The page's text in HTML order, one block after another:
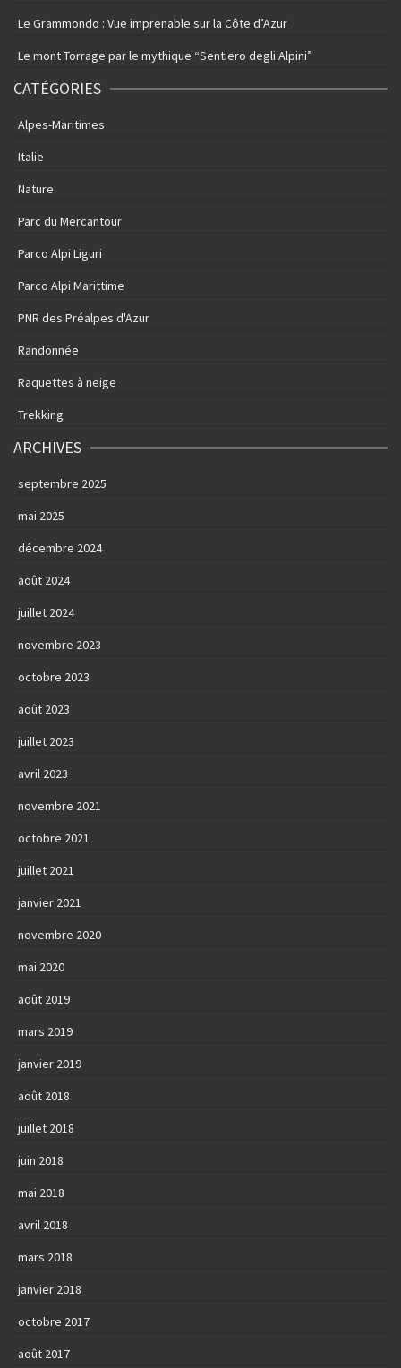
Le Grammondo : Vue imprenable sur la Côte d’Azur
Le mont Torrage par le mythique “Sentiero degli Alpini”
CATÉGORIES
Alpes-Maritimes
Italie
Nature
Parc du Mercantour
Parco Alpi Liguri
Parco Alpi Marittime
PNR des Préalpes d'Azur
Randonnée
Raquettes à neige
Trekking
ARCHIVES
septembre 2025
mai 2025
décembre 2024
août 2024
juillet 2024
novembre 2023
octobre 2023
août 2023
juillet 2023
avril 2023
novembre 2021
octobre 2021
juillet 2021
janvier 2021
novembre 2020
mai 2020
août 2019
mars 2019
janvier 2019
août 2018
juillet 2018
juin 2018
mai 2018
avril 2018
mars 2018
janvier 2018
octobre 2017
août 2017